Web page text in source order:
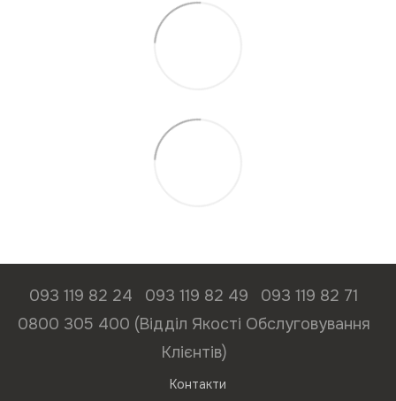
093 119 82 24 093 119 82 49
093 119 82 71
0800 305 400 (Відділ Якості Обслуговування
Клієнтів)
Контакти